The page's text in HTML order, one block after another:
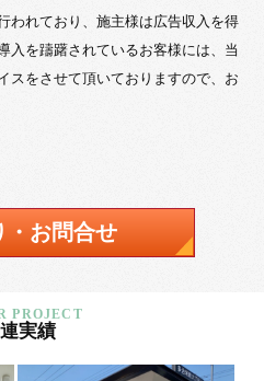
われており、施主様は広告収入を得
入を躊躇されているお客様には、当
スをさせて頂いておりますので、お
・お問合せ
実績